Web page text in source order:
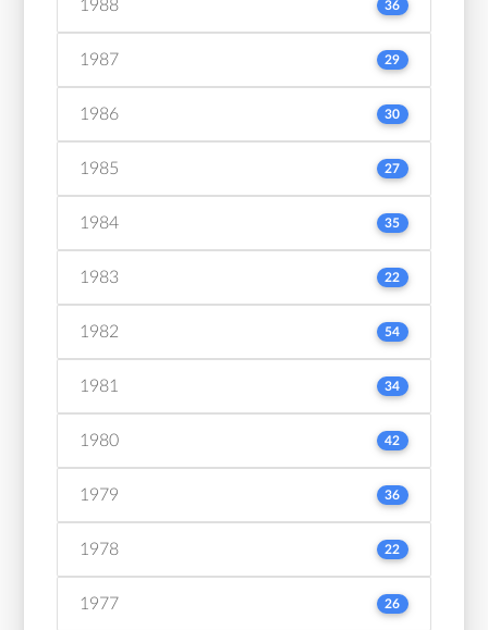
1988 36
1987 29
1986 30
1985 27
1984 35
1983 22
1982 54
1981 34
1980 42
1979 36
1978 22
1977 26